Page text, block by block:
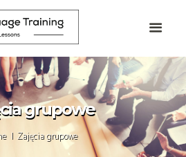
grupowe
Zajęcia grupowe